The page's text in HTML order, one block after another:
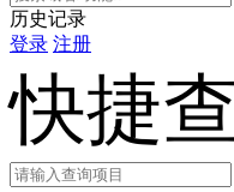
历史记录
登录 注册
快捷